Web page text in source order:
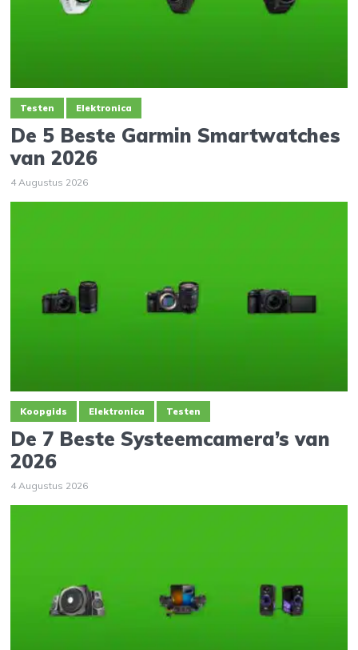
Testen Elektronica
De 5 Beste Garmin Smartwatches
van 2026
4 Augustus 2026
Koopgids Elektronica Testen
De 7 Beste Systeemcamera’s van
2026
4 Augustus 2026